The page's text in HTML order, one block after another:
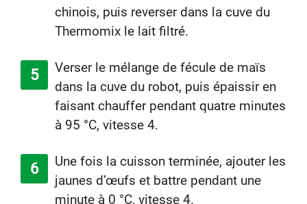
chinois, puis reverser dans la cuve du
Thermomix le lait filtré.
Verser le mélange de fécule de maïs
dans la cuve du robot, puis épaissir en
faisant chauffer pendant quatre minutes
à 95 °C, vitesse 4.
Une fois la cuisson terminée, ajouter les
jaunes d’œufs et battre pendant une
minute à 0 °C, vitesse 4.